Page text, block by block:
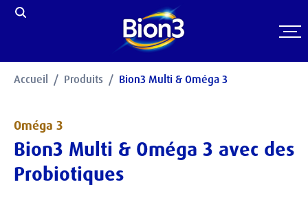
Accueil Produits Bion3 Multi & Oméga 3
Oméga 3
Bion3 Multi & Oméga 3 avec des
Probiotiques